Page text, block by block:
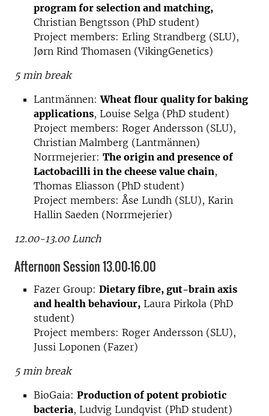
program for selection and matching,
Christian Bengtsson (PhD student)
Project members: Erling Strandberg (SLU),
Jørn Rind Thomasen (VikingGenetics)
5 min break
Lantmännen:Wheat flour quality for baking
applications, Louise Selga (PhD student)
Project members: Roger Andersson (SLU),
Christian Malmberg (Lantmännen)
Norrmejerier: The origin and presence of
Lactobacilli in the cheese value chain,
Thomas Eliasson (PhD student)
Project members: Åse Lundh (SLU), Karin
Hallin Saeden (Norrmejerier)
12.00-13.00 Lunch
Afternoon Session 13.00-16.00
Fazer Group: Dietary fibre, gut-brain axis
and health behaviour, Laura Pirkola (PhD
student)
Project members: Roger Andersson (SLU),
Jussi Loponen (Fazer)
5 min break
BioGaia: Production of potent probiotic
bacteria, Ludvig Lundqvist (PhD student)